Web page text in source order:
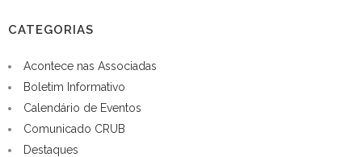
CATEGORIAS
Acontece nas Associadas
Boletim Informativo
Calendário de Eventos
Comunicado CRUB
Destaques